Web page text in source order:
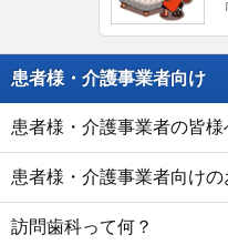
患者様・介護事業者向け
患者様・介護事業者の皆様
患者様・介護事業者向け
訪問歯科って何？